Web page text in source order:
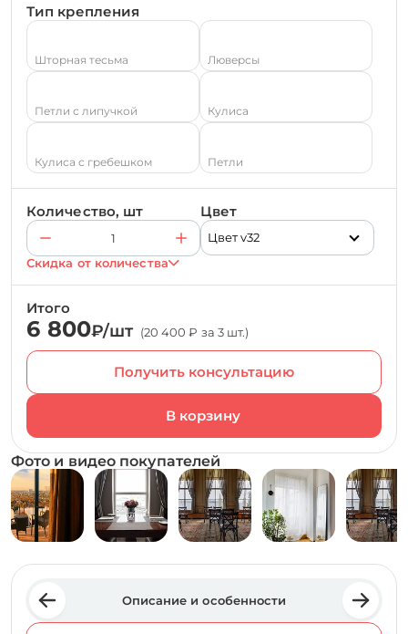
Тип крепления
Шторная тесьма Люверсы
Петли с липучкой Кулиса
Кулиса с гребешком Петли
Количество, шт Цвет
Цвет v32
Скидка от количества
Итого
6 800₽/шт (20 400 ₽ за 3 шт.)
Получить консультацию
Фото и видео покупателей
Описание и особенности